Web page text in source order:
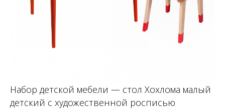
Набор детской мебели — стол Хохлома малый
детский с художественной росписью